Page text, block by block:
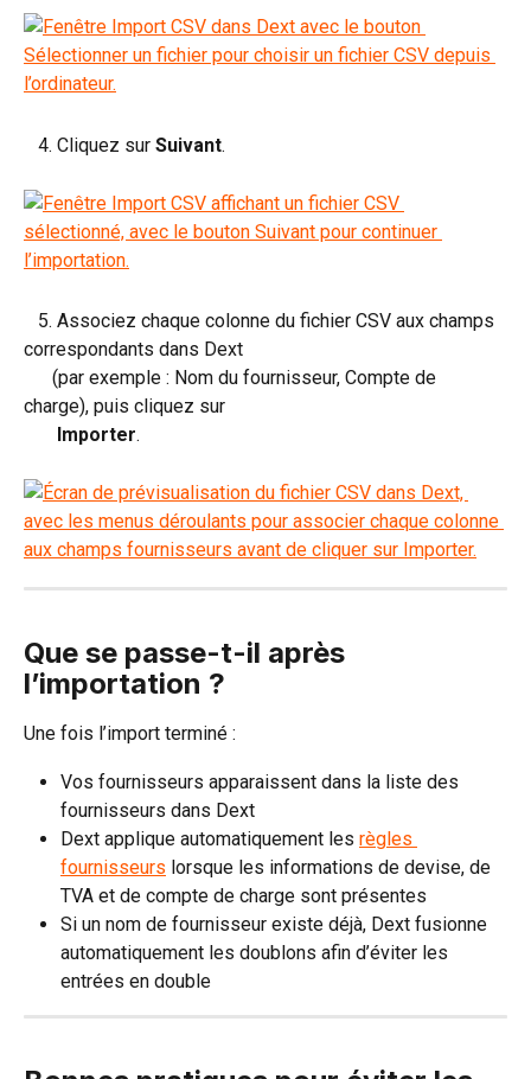
   4. Cliquez sur
Suivant.
correspondants dans Dext
charge), puis cliquez sur
       Importer
.
Que se passe-t-il après
l’importation ?
Une fois l’import terminé :
Vos fournisseurs apparaissent dans la liste des
fournisseurs dans Dext
Dext applique automatiquement les règles
fournisseurs lorsque les informations de devise, de
TVA et de compte de charge sont présentes
Si un nom de fournisseur existe déjà, Dext fusionne
automatiquement les doublons afin d’éviter les
entrées en double